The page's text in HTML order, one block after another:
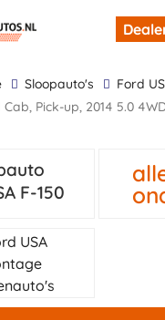
Sloopauto's Ford
Cab, Pick-up, 2014 5.0
F-150
USA